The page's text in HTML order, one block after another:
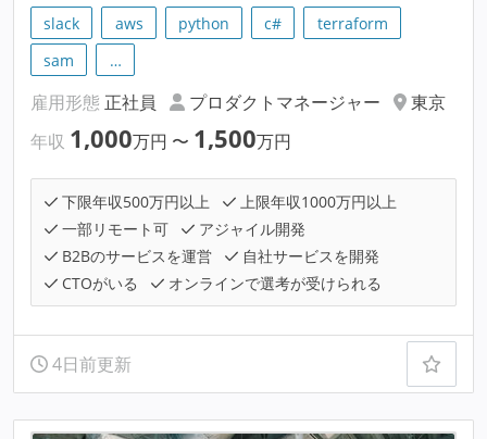
slack aws python c#
terraform
sam
…
雇用形態 正社員 プロダクトマネージャー
東京
年収 1,000万円 〜 1,500万円
下限年収500万円以上
上限年収1000万円以上
一部リモート可
アジャイル開発
B2Bのサービスを運営
自社サービスを開発
CTOがいる
オンラインで選考が受けられる
4日前更新